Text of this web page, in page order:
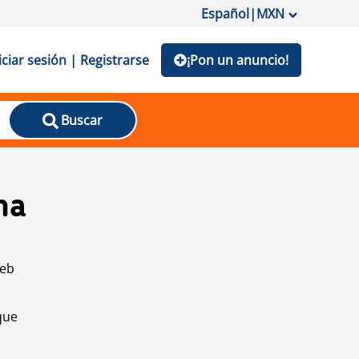
Español|MXN
sesión | Registrarse ¡Pon un anuncio!
Buscar